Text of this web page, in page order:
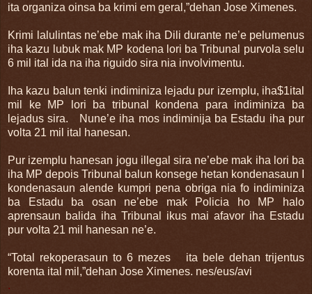
ita organiza oinsa ba krimi em geral,”dehan Jose Ximenes.
Krimi lalulintas ne’ebe mak iha Dili durante ne’e pelumenus
iha kazu lubuk mak MP kodena lori ba Tribunal purvola selu
6 mil ital ida na iha riguido sira nia involvimentu.
Iha kazu balun tenki indiminiza lejadu pur izemplu, iha$1ital
mil ke MP lori ba tribunal kondena para indiminiza ba
lejadus sira. Nune’e iha mos indiminija ba Estadu iha pur
volta 21 mil ital hanesan.
Pur izemplu hanesan jogu illegal sira ne’ebe mak iha lori ba
iha MP depois Tribunal balun konsege hetan kondenasaun I
kondenasaun alende kumpri pena obriga nia fo indiminiza
ba Estadu ba osan ne’ebe mak Policia ho MP halo
aprensaun balida iha Tribunal ikus mai afavor iha Estadu
pur volta 21 mil hanesan ne’e.
“Total rekoperasaun to 6 mezes ita bele dehan trijentus
korenta ital mil,”dehan Jose Ximenes. nes/eus/avi
.